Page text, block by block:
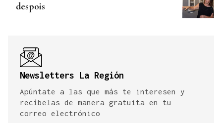
despois
Newsletters La Región
Apúntate a las que más te interesen y
recíbelas de manera gratuita en tu
correo electrónico